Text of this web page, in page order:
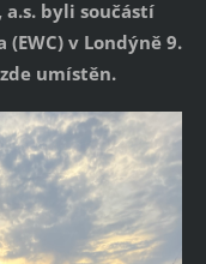
a.s. byli součástí
v Londýně 9.
umístěn.